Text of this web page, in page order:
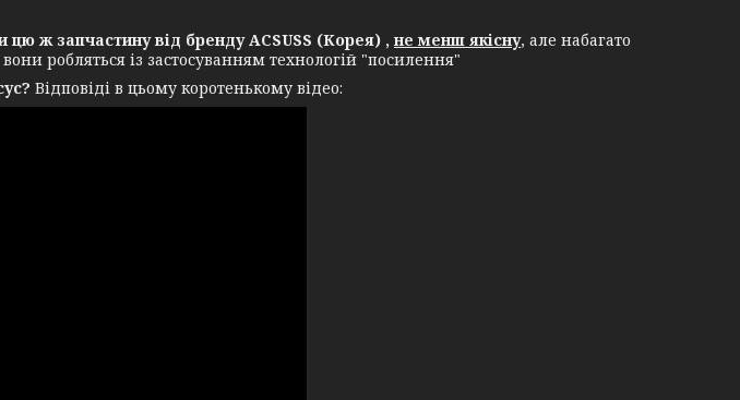
ж запчастину від бренду ACSUSS (Корея) ,не менш якісну, але набагато
робляться із застосуванням технологій "посилення"
Відповіді в цьому коротенькому відео: